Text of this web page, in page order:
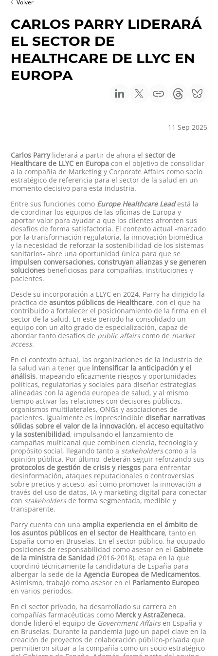
Volver
CARLOS PARRY LIDERARÁ
EL SECTOR DE
HEALTHCARE DE LLYC EN
EUROPA
11 Sep 2025
Carlos Parryliderará a partir de ahora elsector de
Healthcare de LLYC en Europa con el objetivo de consolidar
a la compañía de Marketing y Corporate Affairs como socio
estratégico de referencia para el sector de la salud en un
momento decisivo para esta industria.
Entre sus funciones como Europe Healthcare Leadestá la
de coordinar los equipos de las oficinas de Europa y
aportar valor para ayudar a que los clientes afronten sus
desafíos de forma satisfactoria. El contexto actual -marcado
por la transformación regulatoria, la innovación biomédica
y la necesidad de reforzar la sostenibilidad de los sistemas
sanitarios- abre una oportunidad única para que se
impulsen conversaciones, construyan alianzas y se generen
soluciones beneficiosas para compañías, instituciones y
pacientes.
Desde su incorporación a LLYC en 2024, Parry ha dirigido la
práctica deasuntos públicos de Healthcare, con el que ha
contribuido a fortalecer el posicionamiento de la firma en el
sector de la salud. En este periodo ha consolidado un
equipo con un alto grado de especialización, capaz de
abordar tanto desafíos de public affairscomo de market
access.
En el contexto actual, las organizaciones de la industria de
la salud van a tener que intensificar la anticipación y el
análisis, mapeando eficazmente riesgos y oportunidades
políticas, regulatorias y sociales para diseñar estrategias
alineadas con la agenda europea de salud, y al mismo
tiempo activar las relaciones con decisores públicos,
organismos multilaterales, ONGs y asociaciones de
pacientes. Igualmente es imprescindiblediseñar narrativas
sólidas sobre el valor de la innovación, el acceso equitativo
y la sostenibilidad, impulsando el lanzamiento de
campañas multicanal que combinen ciencia, tecnología y
propósito social, llegando tanto a stakeholderscomo a la
opinión pública. Por último, deberán seguir reforzando sus
protocolos de gestión de crisis y riesgos para enfrentar
desinformación, ataques reputacionales o controversias
sobre precios y acceso, así como promover la innovación a
través del uso de datos, IA y marketing digital para conectar
con stakeholdersde forma segmentada, medible y
transparente.
Parry cuenta con unaamplia experiencia en el ámbito de
los asuntos públicos en el sector de Healthcare, tanto en
España como en Bruselas. En el sector público, ha ocupado
posiciones de responsabilidad como asesor en el Gabinete
de la ministra de Sanidad (2016-2018), etapa en la que
coordinó técnicamente la candidatura de España para
albergar la sede de laAgencia Europea de Medicamentos.
Asimismo, trabajó como asesor en el Parlamento Europeo
en varios periodos.
En el sector privado, ha desarrollado su carrera en
compañías farmacéuticas como Merck y AstraZeneca,
donde lideró el equipo de Government Affairsen España y
en Bruselas. Durante la pandemia jugó un papel clave en la
creación de proyectos de colaboración público-privada que
permitieron situar a la compañía como un socio estratégico